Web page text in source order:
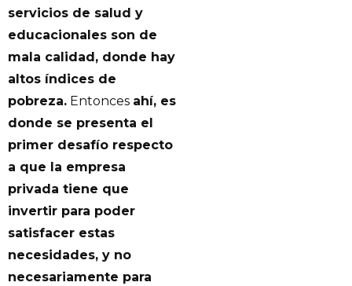
servicios de salud y
educacionales son de
mala calidad, donde hay
altos índices de
pobreza. Entonces ahí, es
donde se presenta el
primer desafío respecto
a que la empresa
privada tiene que
invertir para poder
satisfacer estas
necesidades, y no
necesariamente para